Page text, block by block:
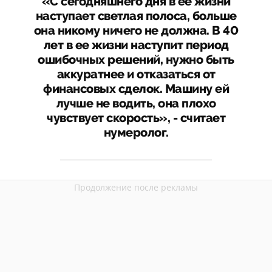
наступает светлая полоса, больше
она никому ничего не должна. В 40
лет в ее жизни наступит период
ошибочных решений, нужно быть
аккуратнее и отказаться от
финансовых сделок. Машину ей
лучше не водить, она плохо
чувствует скорость», - считает
нумеролог.